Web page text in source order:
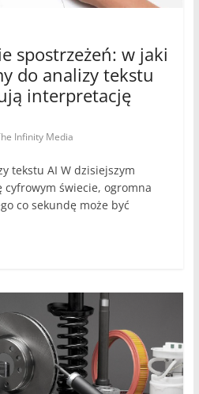
spostrzeżeń: w jaki
do analizy tekstu
interpretację
Infinity Media
tekstu AI W dzisiejszym
cyfrowym świecie, ogromna
co sekundę może być